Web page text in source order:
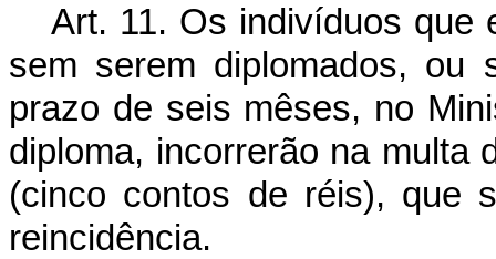
Art. 11. Os indivíduos que
sem serem diplomados, ou
prazo de seis mêses, no
diploma, incorrerão na multa
(cinco contos de réis), que
reincidência.